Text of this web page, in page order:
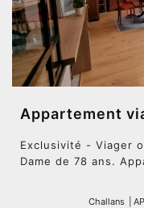
contacter notre
08 17. Mandat N°07
Exclusivité - Viager
Dame de 78 ans.
m2 comprenant :
Challans